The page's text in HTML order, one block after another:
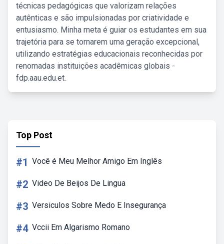
técnicas pedagógicas que valorizam relações
autênticas e são impulsionadas por criatividade e
entusiasmo. Minha meta é guiar os estudantes em sua
trajetória para se tornarem uma geração excepcional,
utilizando estratégias educacionais reconhecidas por
renomadas instituições acadêmicas globais -
fdp.aau.edu.et.
Top Post
#1 Você é Meu Melhor Amigo Em Inglês
#2 Video De Beijos De Lingua
#3 Versiculos Sobre Medo E Insegurança
#4 Vccii Em Algarismo Romano